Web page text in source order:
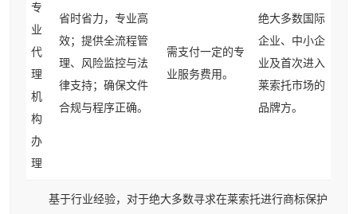
专
业
代
理
机
构
办
理
省时省力，专业高
效；提供全流程管
理、风险监控与法
律支持；确保文件
合规与程序正确。
需支付一定的专
业服务费用。
绝大多数国际
企业、中小企
业及首次进入
莱索托市场的
品牌方。
基于行业经验，对于绝大多数寻求在莱索托进行商标保护